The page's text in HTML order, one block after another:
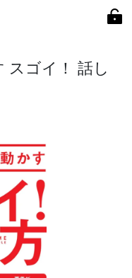
スゴイ！ 話し